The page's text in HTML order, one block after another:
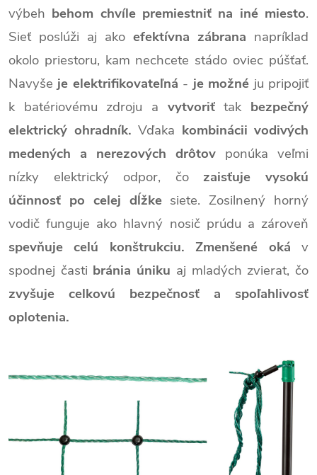
výbeh behom chvíle premiestniť na iné miesto.
Sieť poslúži aj ako efektívna zábrana napríklad
okolo priestoru, kam nechcete stádo oviec púšťať.
Navyše je elektrifikovateľná - je možné ju pripojiť
k batériovému zdroju a vytvoriťtak bezpečný
elektrický ohradník. Vďaka kombinácii vodivých
medených a nerezových drôtov ponúka veľmi
nízky elektrický odpor, čo zaisťuje vysokú
účinnosť po celej dĺžkesiete. Zosilnený horný
vodič funguje ako hlavný nosič prúdu a zároveň
spevňuje celú konštrukciu.
Zmenšené oká v
spodnej časti bránia úniku aj mladých zvierat, čo
zvyšuje celkovú bezpečnosť a spoľahlivosť
oplotenia.